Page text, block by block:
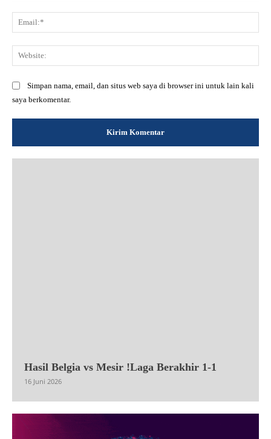
Simpan nama, email, dan situs web saya di browser ini untuk lain kali
saya berkomentar.
Hasil Belgia vs Mesir !Laga Berakhir 1-1
16 Juni 2026